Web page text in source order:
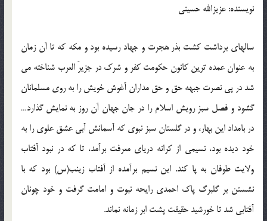
نويسنده: عزيزالله حسيني
سالهاي برداشت کشت بذر هجرت و جهاد رسيده بود و مکه که تا آن زمان
به عنوان عمده ترين کانون حکومت کفر و شرک در جزيرَ العرب شناخته مي
شد در پي نصرت جبهه حق و حق مداران آغوش خويش را به روي مسلمانان
گشود و فصل سبز رويش اسلام را در جان جهان آن روز به نمايش گذارد…
در بامداد اين بهار، و در گلستان سبز نبوي که آسمانش آبي عشق علوي را به
خود ديده بود، نسيمي از کرانه درياي معرفت برآمد، تا که در نبود آفتاب
ولايت طوفان به پا کند. اين نسيم برآمده از آفتاب زينب(س) بود که با
نشستن بر گلبرگ پاک احمدي رايحه نبوت و امامت گرفت و خود چونان
آفتابي شد تا خورشيد حقيقت پشت ابر زمانه نماند.